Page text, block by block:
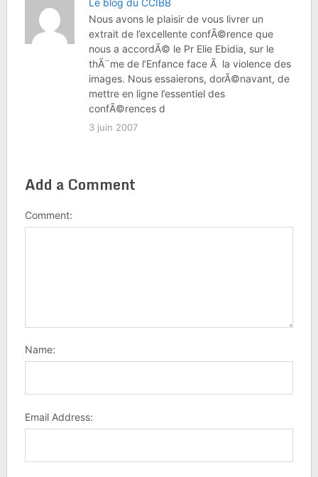
Nous avons le plaisir de vous livrer un
extrait de l’excellente confÃ©rence que
nous a accordÃ© le Pr Elie Ebidia, sur le
thÃ¨me de l’Enfance face Ã la violence des
images. Nous essaierons, dorÃ©navant, de
mettre en ligne l’essentiel des
confÃ©rences d
3 juin 2007
Add a Comment
Comment:
Name:
Email Address: